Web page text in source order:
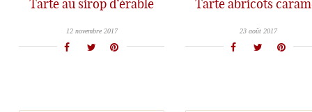
Tarte au sirop d’érable
12 novembre 2017
Tarte abricots
23 août 2017